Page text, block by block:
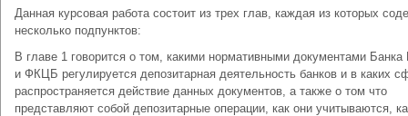
Данная курсовая работа состоит из трех глав, каждая из которых
несколько подпунктов:
В главе 1 говорится о том, какими нормативными документами Банка
и ФКЦБ регулируется депозитарная деятельность банков и в каких
распространяется действие данных документов, а также о том что
представляют собой депозитарные операции, как они учитываются,